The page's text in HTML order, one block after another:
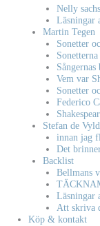
Nelly sachs
Läsningar
Martin Tegen
Sonetter
Vem var
Sonetter
Federico
Stefan de
innan jag
Det
Backlist
Bellmans
Läsningar
Att skriva
Köp & kontakt